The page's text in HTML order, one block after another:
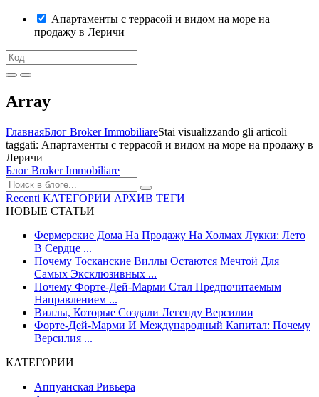
Апартаменты с террасой и видом на море на
продажу в Леричи
Array
ГлавнаяБлог Broker ImmobiliareStai visualizzando gli articoli
taggati: Апартаменты с террасой и видом на море на продажу в
Леричи
Блог Broker Immobiliare
Recenti КАТЕГОРИИ АРХИВ ТЕГИ
НОВЫЕ СТАТЬИ
Фермерские Дома На Продажу На Холмах Лукки: Лето
В Сердце ...
Почему Тосканские Виллы Остаются Мечтой Для
Самых Эксклюзивных ...
Почему Форте-Дей-Марми Стал Предпочитаемым
Направлением ...
Виллы, Которые Создали Легенду Версилии
Форте-Дей-Марми И Международный Капитал: Почему
Версилия ...
КАТЕГОРИИ
Аппуанская Ривьера